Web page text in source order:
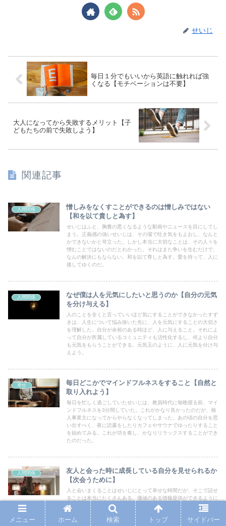
せいじ
毎日１分でもいいから英語に触れれば強
くなる【モチベーションは不要】
大人になってから失敗するメリット【子
どもたちの前で失敗しよう】
関連記事
人間関係
憎しみをなくすことができるのは憎しみではない
【和を以て貴しと為す】
せいじはふと、胸糞の悪くなるような動画やニュースを目にしてし
まう。正義感の強いせいじは、その場で吐き気をもよおし、なんと
かできないかと苛立った。しかし本当に大切なことは、その人々を
憎むことではないのだとわかった。それはまた争いを生むだけで、
なんの解決にもならない。和を以て尊しと為す。愛を持って、人に
接してゆくのだ。
人間関係
なぜ僕は人を元気にしたいと思うのか【自分の元気
を分け与える】
人のことを全くと言っていいほど気にすることができなかったすず
きは、人生について悩み抜いた先に、人を元気にすることの大切さ
を理解した。自分が余裕のある時ほど、人に与えること。それによ
って自分が所属しているコミュニティも活性化するし、何より自分
も元気をもらうことができる。元気玉のように、人に元気を分け与
えよう。
幸せ
毎日どこかでマインドフルネスをすること【自然と
取り入れよう】
毎日を忙しく過ごしていたせいじは、教員時代に毎晩寝る前、マイ
ンドフルネスを3分間していた。これがかなり良かったのだが、個
人事業主になってからやらなくなってしまった。あの頃の自分を思
い出すべく、夜に読書をしたりカフェやサウナでゆったりすること
を始めてみる。これが功を奏し、かなりリラックスすることができ
たのだった。
人間関係
友人と会った時に成長している自分を見せられるか
【次会うために】
人と会いまくることはせいじにとって幸せな時間だが、そこで話せ
ることは本当にたくさんある。価値のある情報提供ができるように
するには、自分ができる最大限のことを毎日しておくことだ。今度
会うときに「何もしていませんでした」ではつまらない人生だから
だ。新しいことに取り組んで、どんどん成長していこう。その姿を
メニュー ホーム 検索 トップ サイドバー